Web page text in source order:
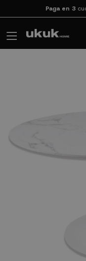
Paga en 3